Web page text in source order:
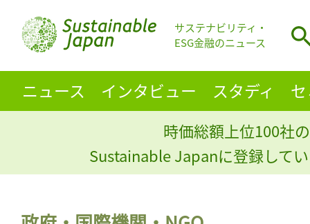
サステナビリティ・
ESG金融のニュース
ニュース インタビュー スタディ
時価総額上位100社
Sustainable Japanに登録して